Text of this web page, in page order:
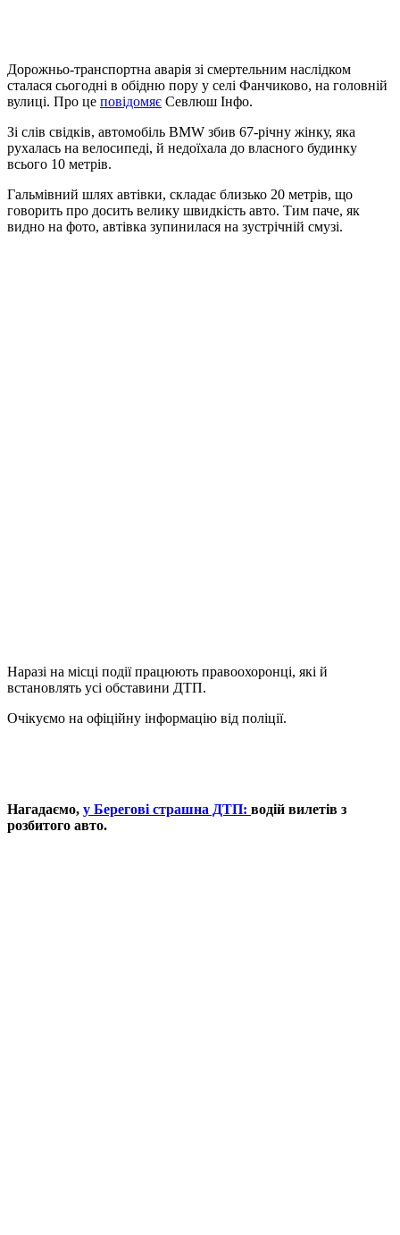
Дорожньо-транспортна аварія зі смертельним наслідком
сталася сьогодні в обідню пору у селі Фанчиково, на головній
вулиці. Про це повідомяє Севлюш Інфо.
Зі слів свідків, автомобіль BMW збив 67-річну жінку, яка
рухалась на велосипеді, й недоїхала до власного будинку
всього 10 метрів.
Гальмівний шлях автівки, складає близько 20 метрів, що
говорить про досить велику швидкість авто. Тим паче, як
видно на фото, автівка зупинилася на зустрічній смузі.
Наразі на місці події працюють правоохоронці, які й
встановлять усі обставини ДТП.
Очікуємо на офіційну інформацію від поліції.
Нагадаємо, у Берегові страшна ДТП: водій вилетів з
розбитого авто.